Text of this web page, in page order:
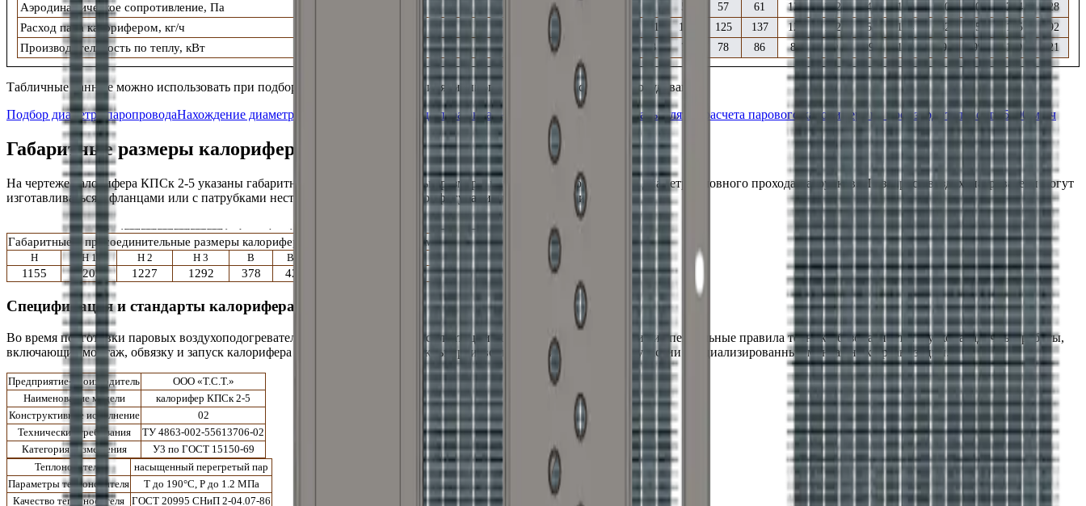
Аэродинамическое сопротивление, Па 54 57 61 125 132 140 149 190 202 214 228
Расход пара калорифером, кг/ч 101 113 125 137 127 142 158 174 142 158 175 192
Производительность по теплу, кВт 63 71 78 86 80 89 99 109 89 99 110 121
Табличные данные можно использовать при подборе сопутствующего вентиляционного и пароконденсатного
оборудования.
Подбор диаметра паропроводаНахождение диаметра паропровода от расхода параОнлайн калькулятор 5000 м³/ч Калькулятор расчета парового калорифера на производительность 5000 м3/ч
Габаритные размеры калорифера КПСк 2-5
На чертеже калорифера КПСк 2-5 указаны габаритные и присоединительные размерыпарового
теплообменника, диаметр условного прохода патрубков. По запросу воздухонагреватели могут
изготавливаться с фланцами или с патрубками нестандартного диаметра, конфигурации и расположения.
Габаритные и присоединительные размеры калорифера , мм
H H 1 H 2 H 3 B B 1
1155 1203 1227 1292 378 426 50
Спецификация и стандарты калорифера
Во время подготовки паровых воздухоподогревателей к работе и при их эксплуатации обязаны соблюдаться общие и специальные правила техники безопасности. Пусконаладочные работы,
включающие монтаж, обвязку и запуск калорифера КПСк 2-5 в работу должны производиться при обязательном участии специализированных монтажных организаций.
Предприятие-производитель
ООО «Т.С.Т.»
Наименование модели
калорифер КПСк 2-5
Конструктивное исполнение
02
Технические требования
ТУ 4863-002-55613706-02
Категория размещения
У3 по ГОСТ 15150-69
Теплоноситель
насыщенный перегретый пар
Параметры теплоносителя
T до 190°С, P до 1.2 МПа
Качество теплоносителя ГОСТ 20995 СНиП 2-04.07-86